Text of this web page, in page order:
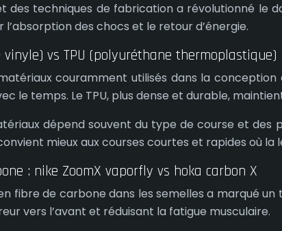
des techniques de fabrication a révolutionné le
des chocs et le retour d’énergie.
vinyle) vs TPU (polyuréthane thermoplastique)
couramment utilisés dans la
le temps. Le TPU, plus dense et durable,
dépend souvent du type de course et
mieux aux courses courtes et rapides où la
: nike ZoomX vaporfly vs hoka carbon X
fibre de carbone dans les semelles a marqué
vers l’avant et réduisant la fatigue musculaire.